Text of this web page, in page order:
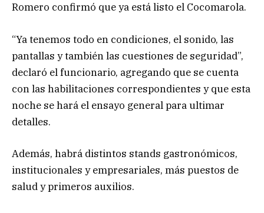
Romero confirmó que ya está listo el Cocomarola.
“Ya tenemos todo en condiciones, el sonido, las
pantallas y también las cuestiones de seguridad”,
declaró el funcionario, agregando que se cuenta
con las habilitaciones correspondientes y que esta
noche se hará el ensayo general para ultimar
detalles.
Además, habrá distintos stands gastronómicos,
institucionales y empresariales, más puestos de
salud y primeros auxilios.